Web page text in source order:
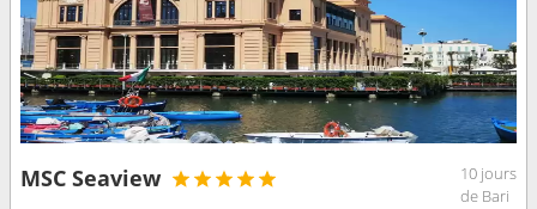
MSC Seaview
10 jours
de Bari